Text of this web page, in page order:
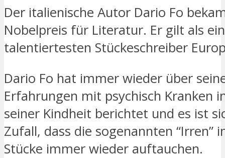
Der italienische Autor Dario Fo
Nobelpreis für Literatur. Er gilt als
talentiertesten Stückeschreiber
Dario Fo hat immer wieder über
Erfahrungen mit psychisch Kranken
seiner Kindheit berichtet und es ist
Zufall, dass die sogenannten “Irren”
Stücke immer wieder auftauchen.